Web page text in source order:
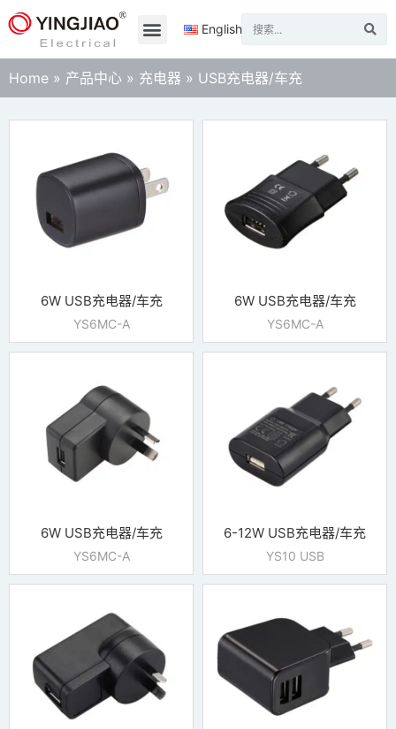
English
Home » 产品中心 » 充电器 » USB充电器/车充
6W USB充电器/车充
YS6MC-A
6W USB充电器/车充
YS6MC-A
6W USB充电器/车充
YS6MC-A
6-12W USB充电器/车充
YS10 USB